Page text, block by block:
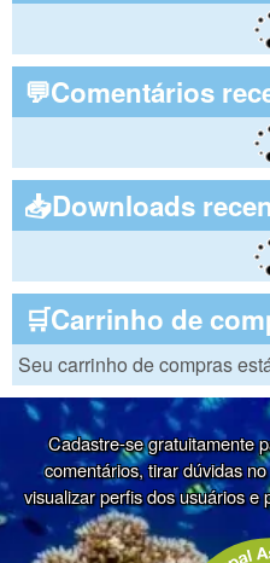
💬Comentários
📥Downloads
🛒Carrinho de
Seu carrinho de compras
Cadastre-se gratuitamente
comentários, tirar dúvidas
visualizar perfis dos usuários